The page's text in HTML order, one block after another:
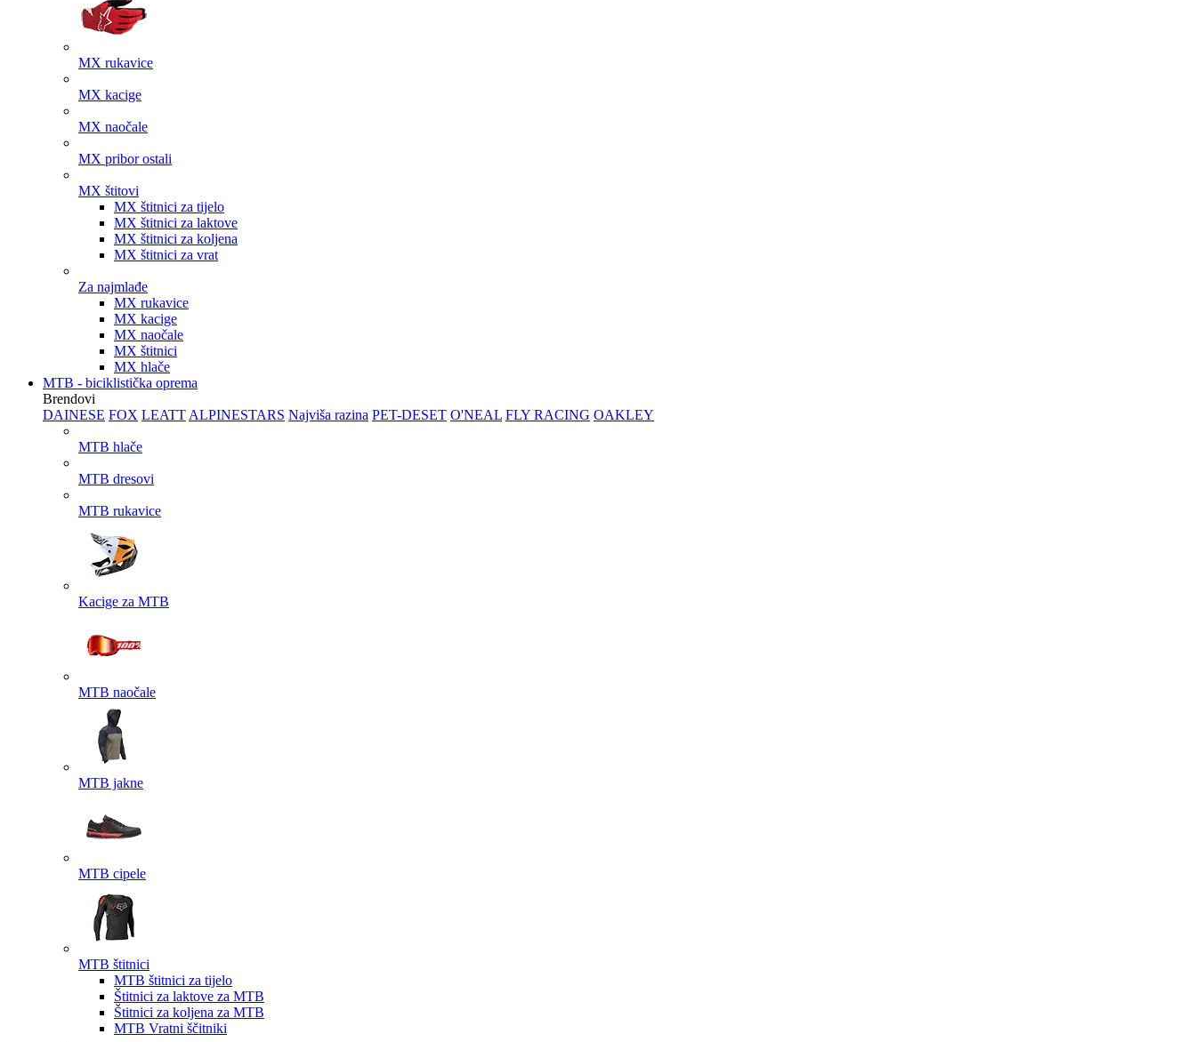
MX rukavice
MX kacige
MX naočale
MX pribor ostali
MX štitovi
MX štitnici za tijelo
MX štitnici za laktove
MX štitnici za koljena
MX štitnici za vrat
Za najmlađe
MX rukavice
MX kacige
MX naočale
MX štitnici
MX hlače
MTB - biciklistička oprema
Brendovi
DAINESE FOX LEATT ALPINESTARS Najviša razina PET-DESET O'NEAL FLY RACING OAKLEY
MTB hlače
MTB dresovi
MTB rukavice
Kacige za MTB
MTB naočale
MTB jakne
MTB cipele
MTB štitnici
MTB štitnici za tijelo
Štitnici za laktove za MTB
Štitnici za koljena za MTB
MTB Vratni ščitniki